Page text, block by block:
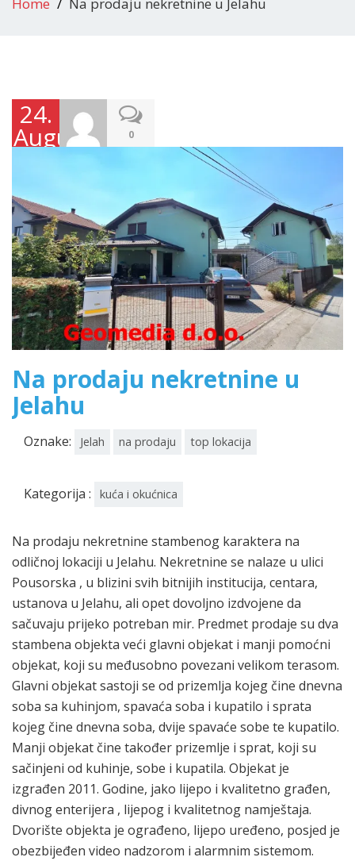
24.
Augusta
2023.
0
Na prodaju nekretnine u
Jelahu
Oznake: Jelah na prodaju top lokacija
Kategorija : kuća i okućnica
Na prodaju nekretnine stambenog karaktera na
odličnoj lokaciji u Jelahu. Nekretnine se nalaze u ulici
Pousorska , u blizini svih bitnijih institucija, centara,
ustanova u Jelahu, ali opet dovoljno izdvojene da
sačuvaju prijeko potreban mir. Predmet prodaje su dva
stambena objekta veći glavni objekat i manji pomoćni
objekat, koji su međusobno povezani velikom terasom.
Glavni objekat sastoji se od prizemlja kojeg čine dnevna
soba sa kuhinjom, spavaća soba i kupatilo i sprata
kojeg čine dnevna soba, dvije spavaće sobe te kupatilo.
Manji objekat čine također prizemlje i sprat, koji su
sačinjeni od kuhinje, sobe i kupatila. Objekat je
izgrađen 2011. Godine, jako lijepo i kvalitetno građen,
divnog enterijera , lijepog i kvalitetnog namještaja.
Dvorište objekta je ograđeno, lijepo uređeno, posjed je
obezbijeđen video nadzorom i alarmnim sistemom.